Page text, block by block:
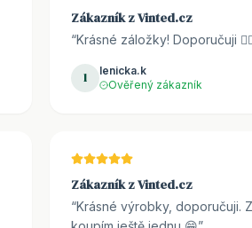
Zákazník z Vinted.cz
“Krásné záložky! Doporučuji
l
lenicka.k
Ověřený zákazník
Zákazník z Vinted.cz
“Krásné výrobky, doporučuji.